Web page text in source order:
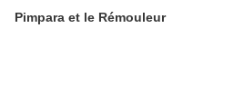
Pimpara et le Rémouleur